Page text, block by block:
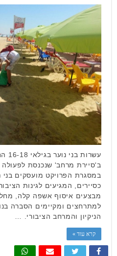
ב'סיירת מרחב' שנכנסת לפעולה
במסגרת הפרויקט מועסקים
כסיירים, המגיעים לגינות
מבצעים איסוף אשפה קלה,
למתרחצים ומקיימים הסברה
הניקיון והמרחב הציבורי. …
קרא עוד »